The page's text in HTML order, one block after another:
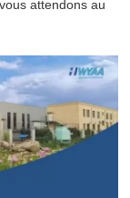
attendons au